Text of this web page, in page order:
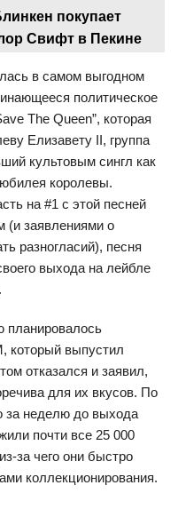
покупает
Свифт в Пекине
в самом выгодном
политическое
The Queen”, которая
Елизавету II, группа
культовым сингл как
королевы.
на #1 с этой песней
заявлениями о
разногласий), песня
выхода на лейбле
планировалось
который выпустил
отказался и заявил,
для их вкусов. По
за неделю до выхода
почти все 25 000
за чего они быстро
коллекционирования.